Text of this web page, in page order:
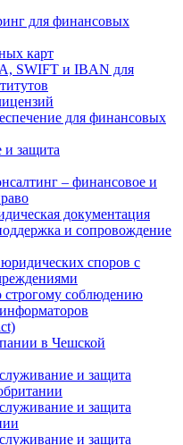
для финансовых
карт
SWIFT и IBAN для
для финансовых
защита
– финансовое и
документация
и сопровождение
споров с
строгому соблюдению
в Чешской
и защита
и защита
и защита